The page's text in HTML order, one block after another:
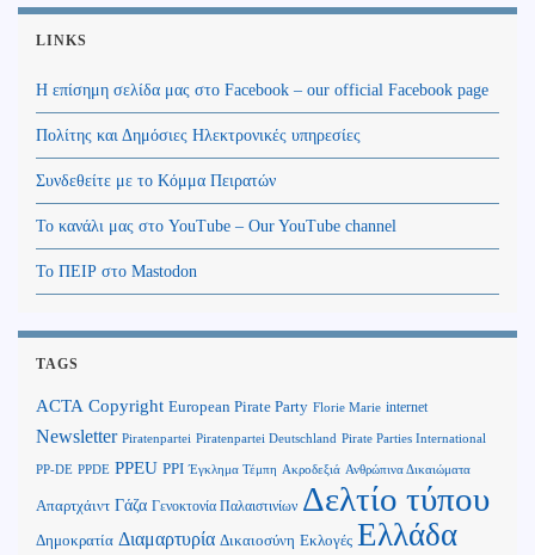
LINKS
Η επίσημη σελίδα μας στο Facebook – our official Facebook page
Πολίτης και Δημόσιες Ηλεκτρονικές υπηρεσίες
Συνδεθείτε με το Κόμμα Πειρατών
Το κανάλι μας στο YouTube – Our YouTube channel
Το ΠΕΙΡ στο Mastodon
TAGS
ACTA Copyright European Pirate Party Florie Marie internet
Newsletter Piratenpartei Piratenpartei Deutschland Pirate Parties International
PP-DE PPDE PPEU PPI Έγκλημα Τέμπη Ακροδεξιά Ανθρώπινα Δικαιώματα
Απαρτχάιντ Γάζα Γενοκτονία Παλαιστινίων Δελτίο τύπου
Δημοκρατία Διαμαρτυρία Δικαιοσύνη Εκλογές Ελλάδα